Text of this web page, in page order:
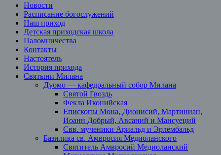
Новости
Расписание богослужений
Наш приход
Детская приходская школа
Паломничества
Контакты
Настоятель
История прихода
Святыни Милана
Дуомо — кафедральный собор Милана
Святой Гвоздь
Фекла Иконийская
Епископы Мона, Дионисий, Мартиниан,
Иоанн Добрый, Авсаний и Мансуеций
Свв. мученики Ариальд и Эрлембальд
Базилика св. Амвросия Медиоланского
Святитель Амвросий Медиоланский